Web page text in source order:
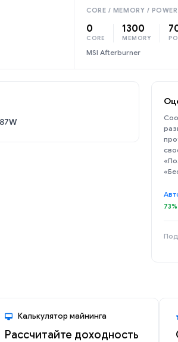
CORE / MEMORY / POWER
0
CORE
1300
MEMORY
MSI Afterburner
73%
Калькулятор майнинга
Рассчитайте доходность